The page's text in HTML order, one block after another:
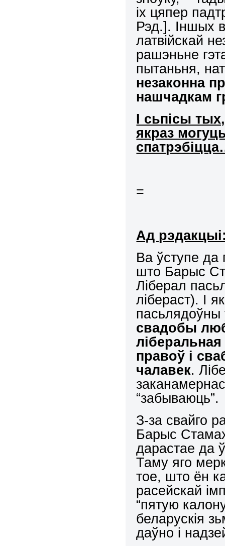
іх цяпер
Рэд.]. Іншых
латвійскай
рашэньне
пытаньня,
незаконна
нашчадкам
І сьпісы
якраз
=
Ад
Ва ўступе да
што Барыс
Ліберал
лібераст). І
пасьлядоўны
свадобы
правоў і
чалавек.
“забываюць”.
З-за свайго
Барыс
дарастае да
Таму яго
тое, што ён
расейскай
“пятую
беларускія
даўно і